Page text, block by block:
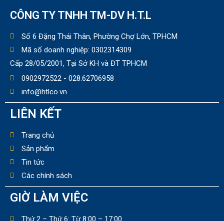
CÔNG TY TNHH TM-DV H.T.L
Số 6 Đặng Thái Thân, Phường Chợ Lớn, TPHCM
Mã số doanh nghiệp: 0302314309
Cấp 28/05/2001, Tại Sở KH và ĐT TPHCM
0902972522 - 028.62706958
info@htlco.vn
LIÊN KẾT
Trang chủ
Sản phẩm
Tin tức
Các chính sách
GIỜ LÀM VIỆC
Thứ 2 – Thứ 6: Từ 8:00 – 17:00